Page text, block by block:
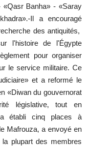
«Qasr Banha» - «Saray
Il a encouragé
des antiquités,
l'histoire de l'Égypte
pour organiser
le service militaire. Ce
et a reformé le
«Diwan du gouvernorat
législative, tout en
établi cinq places à
Mafrouza, a envoyé en
plupart des membres